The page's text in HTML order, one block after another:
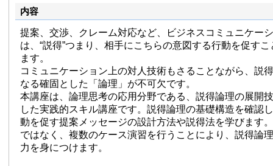
内容
提案、交渉、クレーム対応など、ビジネスコミュニケー
は、“説得”つまり、相手にこちらの意図する行動を促す
ます。
コミュニケーション上の対人技術もさることながら、説
なる確固とした「論理」が不可欠です。
本講座は、論理思考の応用分野である、説得論理の展開
した実践的スキル講座です。説得論理の基礎構造を確認
動を促す提案メッセージの設計方法や説得法を学びます
ではなく、複数のケース演習を行うことにより、説得論
力を身につけます。